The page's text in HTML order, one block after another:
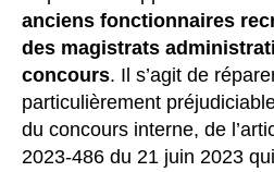
anciens fonctionnaires
des magistrats
concours. Il s’agit de
particulièrement
du concours interne, de
2023-486 du 21 juin 2023